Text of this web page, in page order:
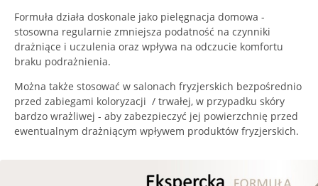
Formuła działa doskonale jako pielęgnacja domowa -
stosowna regularnie zmniejsza podatność na czynniki
drażniące i uczulenia oraz wpływa na odczucie komfortu
braku podrażnienia.
Można także stosować w salonach fryzjerskich bezpośrednio
przed zabiegami koloryzacji / trwałej, w przypadku skóry
bardzo wrażliwej - aby zabezpieczyć jej powierzchnię przed
ewentualnym drażniącym wpływem produktów fryzjerskich.